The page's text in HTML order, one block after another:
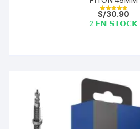
Valorado con
5.00
de 5
S/30.90
2 𝗘𝗡 𝗦𝗧𝗢𝗖𝗞